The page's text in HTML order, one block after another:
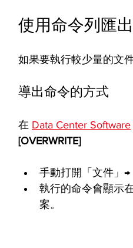
使用命令列匯
如果要執行較少量的文
導出命令的方式
在 Data Center Software
[OVERWRITE]
手動打開「文件」→
執行的命令會顯示
案。